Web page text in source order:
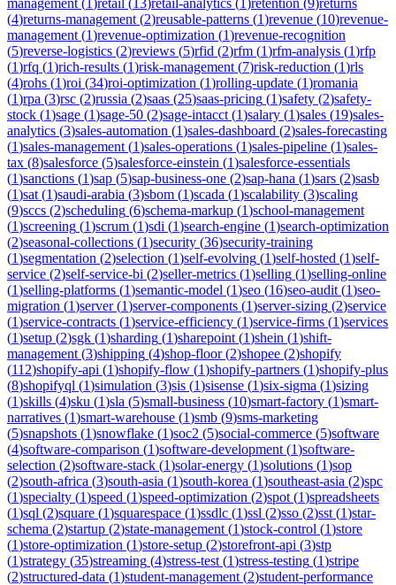
(4)returns-management (2)reusable-patterns (1)revenue (10)revenue-
management (1)revenue-optimization (1)revenue-recognition
(5)reverse-logistics (2)reviews (5)rfid (2)rfm (1)rfm-analysis (1)rfp
(1)rfq (1)rich-results (1)risk-management (7)risk-reduction (1)rls
(4)rohs (1)roi (34)roi-optimization (1)rolling-update (1)romania
(1)rpa (3)rsc (2)russia (2)saas (25)saas-pricing (1)safety (2)safety-
stock (1)sage (1)sage-50 (2)sage-intacct (1)salary (1)sales (19)sales-
analytics (3)sales-automation (1)sales-dashboard (2)sales-forecasting
(1)sales-management (1)sales-operations (1)sales-pipeline (1)sales-
tax (8)salesforce (5)salesforce-einstein (1)salesforce-essentials
(1)sanctions (1)sap (5)sap-business-one (2)sap-hana (1)sars (2)sasb
(1)sat (1)saudi-arabia (3)sbom (1)scada (1)scalability (3)scaling
(9)sccs (2)scheduling (6)schema-markup (1)school-management
(1)screening (1)scrum (1)sdi (1)search-engine (1)search-optimization
(2)seasonal-collections (1)security (36)security-training
(1)segmentation (2)selection (1)self-evolving (1)self-hosted (1)self-
service (2)self-service-bi (2)seller-metrics (1)selling (1)selling-online
(1)selling-platforms (1)semantic-model (1)seo (16)seo-audit (1)seo-
migration (1)server(1)server-components (1)server-sizing (2)service
(1)service-contracts (1)service-efficiency (1)service-firms (1)services
(1)setup (2)sgk (1)sharding (1)sharepoint (1)shein (1)shift-
management (3)shipping (4)shop-floor(2)shopee (2)shopify
(112)shopify-api (1)shopify-flow (1)shopify-partners (1)shopify-plus
(8)shopifyql (1)simulation (3)sis (1)sisense (1)six-sigma (1)sizing
(1)skills (4)sku (1)sla (5)small-business (10)smart-factory (1)smart-
narratives (1)smart-warehouse (1)smb (9)sms-marketing
(5)snapshots (1)snowflake (1)soc2 (5)social-commerce (5)software
(4)software-comparison (1)software-development (1)software-
selection (2)software-stack (1)solar-energy (1)solutions (1)sop
(2)south-africa (3)south-asia (1)south-korea (1)southeast-asia (2)spc
(1)specialty (1)speed (1)speed-optimization (2)spot (1)spreadsheets
(1)sql (2)square (1)squarespace (1)ssdlc (1)ssl (2)sso (2)sst (1)star-
schema (2)startup (2)state-management (1)stock-control (1)store
(1)store-optimization (1)store-setup (2)storefront-api (3)stp
(1)strategy (35)streaming (4)stress-test (1)stress-testing (1)stripe
(2)structured-data (1)student-management (2)student-performance